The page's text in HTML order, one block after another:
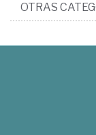
OTRAS